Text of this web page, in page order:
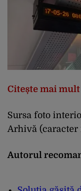
Citește mai
Sursa foto
Arhivă
Autorul